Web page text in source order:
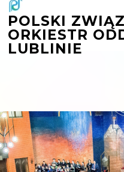
Przejdź
treści
POLSKI
ORKIESTR
LUBLINIE